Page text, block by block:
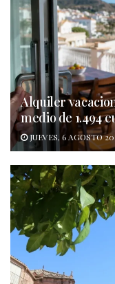
Alquiler
medio de 1.494
JUEVES, 6 AGOSTO